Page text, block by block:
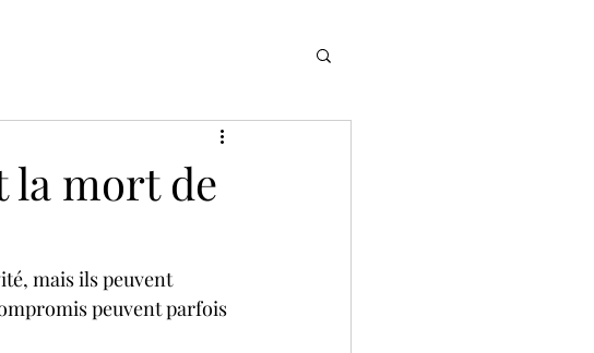
la mort de
mais ils peuvent
peuvent parfois